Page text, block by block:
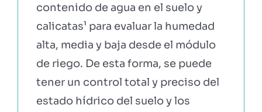
contenido de agua en el suelo y
calicatas¹ para evaluar la humedad
alta, media y baja desde el módulo
de riego. De esta forma, se puede
tener un control total y preciso del
estado hídrico del suelo y los